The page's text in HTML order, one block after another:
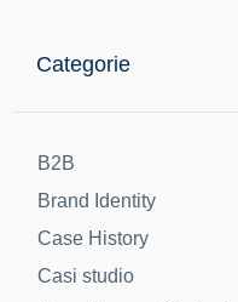
Categorie
B2B
Brand Identity
Case History
Casi studio